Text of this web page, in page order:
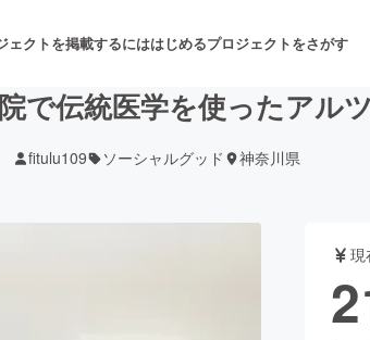
ェクトを掲載するにははじめるプロジェクトをさがす
舞台・パフォーマン
フード・飲食店
で伝統医学を使ったアル
fitulu109 ソーシャルグッド 神奈川県
現